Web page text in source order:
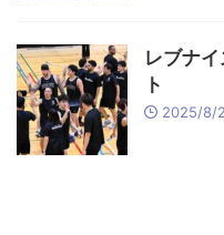
レブナ
ト
2025/8/